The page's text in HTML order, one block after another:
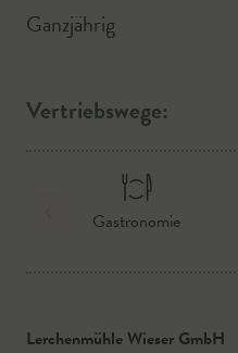
Ganzjährig
Vertriebswege:
Gastronomie
Lerchenmühle Wieser GmbH